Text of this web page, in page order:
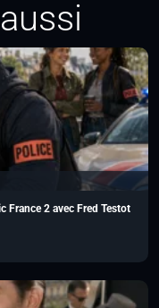
France 2 avec Fred Testot